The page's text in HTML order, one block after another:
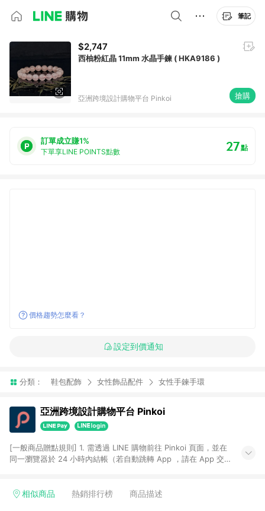
筆記
$2,747
西柚粉紅晶 11mm 水晶手鍊 ( HKA9186 )
亞洲跨境設計購物平台 Pinkoi 搶購
訂單成立賺1%
下單享LINE POINTS點數 27點
價格趨勢怎麼看？
設定到價通知
分類： 鞋包配飾 女性飾品配件 女性手鍊手環
亞洲跨境設計購物平台 Pinkoi
[一般商品贈點規則] 1. 需透過 LINE 購物前往 Pinkoi 頁面，並在
同一瀏覽器於 24 小時內結帳（若自動跳轉 App ，請在 App 交
回饋訂單不得享有 Pinkoi 站方優惠，例如首購優惠，P coins，
相似商品 熱銷排行榜 商品描述